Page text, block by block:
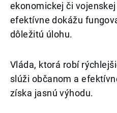
ekonomickej či
efektívne dokážu
dôležitú úlohu.
Vláda, ktorá robí
slúži občanom a
získa jasnú výhodu.